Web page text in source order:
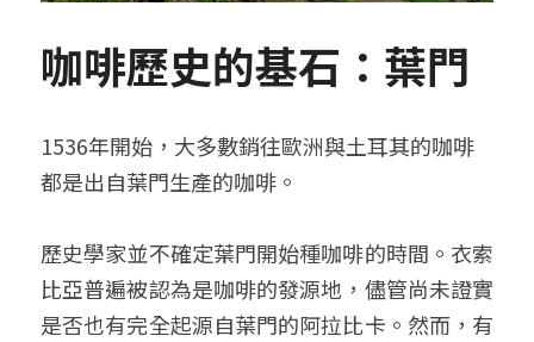
咖啡歷史的基石：葉門
1536年開始，大多數銷往歐洲與土耳其的咖啡
都是出自葉門生產的咖啡。
歷史學家並不確定葉門開始種咖啡的時間。衣索
比亞普遍被認為是咖啡的發源地，儘管尚未證實
是否也有完全起源自葉門的阿拉比卡。然而，有